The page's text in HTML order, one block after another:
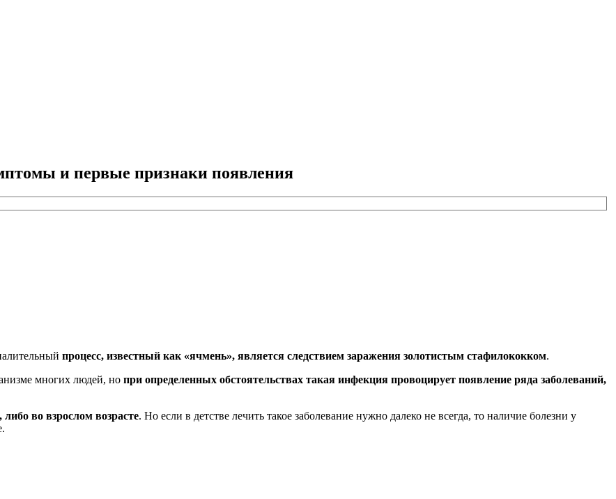
и первые признаки появления
процесс, известный как «ячмень», является следствием заражения золотистым стафилококком.
многих людей, но при определенных обстоятельствах такая инфекция провоцирует появление ряда заболеваний,
во взрослом возрасте. Но если в детстве лечить такое заболевание нужно далеко не всегда, то наличие болезни у